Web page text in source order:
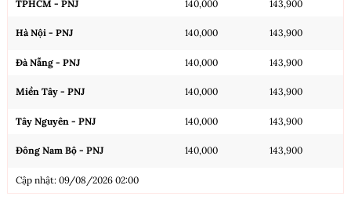
TPHCM - PNJ 140,000 143,900
Hà Nội - PNJ 140,000 143,900
Đà Nẵng - PNJ 140,000 143,900
Miền Tây - PNJ 140,000 143,900
Tây Nguyên - PNJ 140,000 143,900
Đông Nam Bộ - PNJ 140,000 143,900
Cập nhật: 09/08/2026 02:00